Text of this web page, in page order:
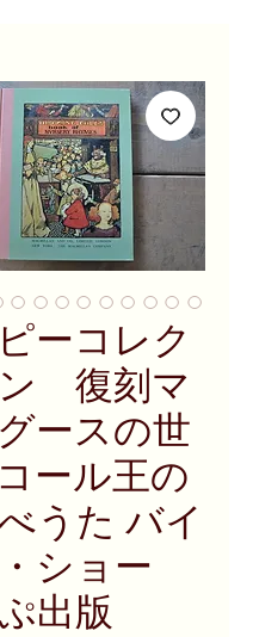
ーコレク
復刻マ
ースの世
ール王の
うた バイ
ショー
出版